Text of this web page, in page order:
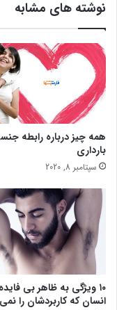
ر
ز
ا
ی
و
ن
ا
ﻓ
ﺼ
ﻲ
آ
ب
ﻮ
ا
ﺑ
ﻲ
ﺑ
نوشته های مشابه
همه چیز درباره رابطه
بارداری
سپتامبر 8, 2020
۱۰ ویژگی به ظاهر بی
انسان که کاربردشان را نمی